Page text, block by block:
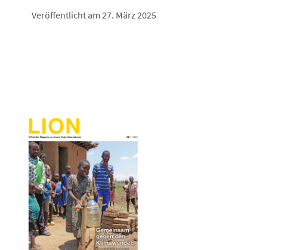
Veröffentlicht am 27. März 2025